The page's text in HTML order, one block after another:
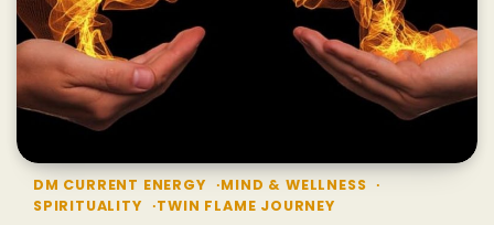
DM CURRENT ENERGY
MIND & WELLNESS
SPIRITUALITY
TWIN FLAME JOURNEY